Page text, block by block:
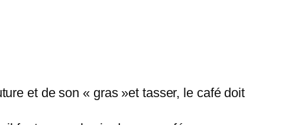
et de son « gras »et tasser, le café doit